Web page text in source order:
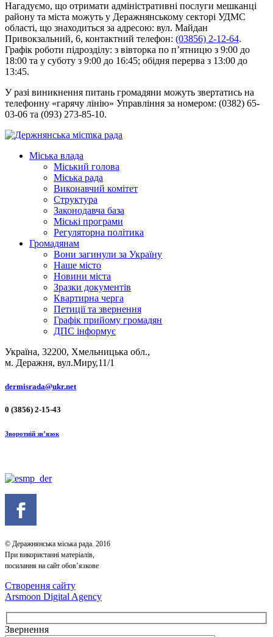
Нагадуємо, що отримати адміністративні послуги мешканці
району та міста можуть у Деражнянському секторі УДМС
області, що знаходиться за адресою: вул. Майдан
Привокзальний, 6, контактний телефон: (03856) 2-12-64.
Графік роботи підрозділу: з вівторка по п’ятницю з 9:00 до
18:00 та у суботу з 9:00 до 16:45; обідня перерва з 13:00 до
13:45.
У разі виникнення питань громадяни можуть звертатись на
телефонну «гарячу лінію» Управління за номером: (0382) 65-
03-06 та (093) 273-85-10.
Міська влада
Міський голова
Міська рада
Виконавчий комітет
Структура
Законодавча база
Міські програми
Регуляторна політика
Громадянам
Вони загинули за Україну
Наше місто
Новини міста
Зразки документів
Квартирна черга
Петиції та звернення
Графік прийому громадян
ДПС інформує
Україна, 32200, Хмельницька обл.,
м. Деражня, вул.Миру,11/1
dermisrada@ukr.net
0 (3856) 2-15-43
Зворотній зв’язок
© Деражнянська міська рада. 2016
При використанні матеріалів,
посилання на сайт обов’язкове
Створення сайту
Arsmoon Digital Agency
Звернення